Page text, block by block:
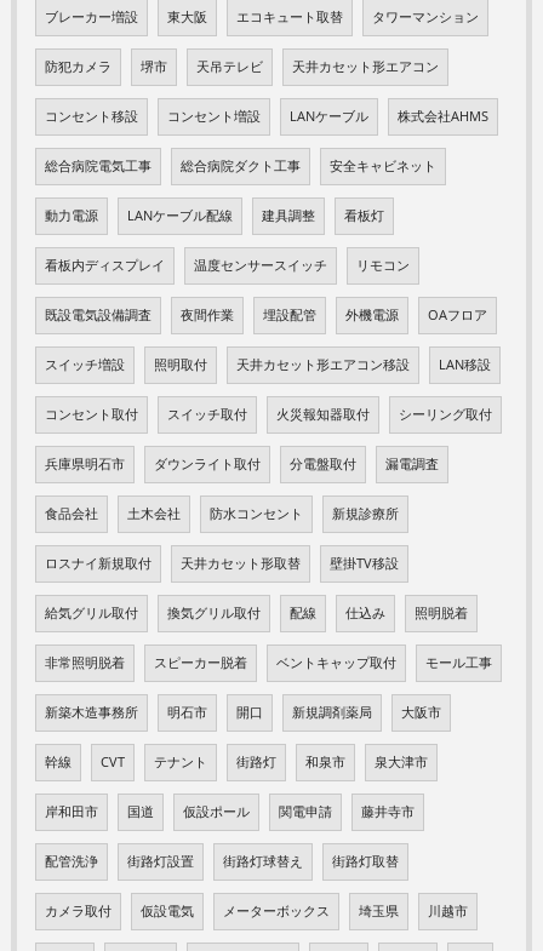
ブレーカー増設 東大阪 エコキュート取替 タワーマンション
防犯カメラ 堺市 天吊テレビ 天井カセット形エアコン
コンセント移設 コンセント増設 LANケーブル 株式会社AHMS
総合病院電気工事 総合病院ダクト工事 安全キャビネット
動力電源 LANケーブル配線 建具調整 看板灯
看板内ディスプレイ 温度センサースイッチ リモコン
既設電気設備調査 夜間作業 埋設配管 外機電源 OAフロア
スイッチ増設 照明取付 天井カセット形エアコン移設 LAN移設
コンセント取付 スイッチ取付 火災報知器取付 シーリング取付
兵庫県明石市 ダウンライト取付 分電盤取付 漏電調査
食品会社 土木会社 防水コンセント 新規診療所
ロスナイ新規取付 天井カセット形取替 壁掛TV移設
給気グリル取付 換気グリル取付 配線 仕込み 照明脱着
非常照明脱着 スピーカー脱着 ベントキャップ取付 モール工事
新築木造事務所 明石市 開口 新規調剤薬局 大阪市
幹線 CVT テナント 街路灯 和泉市 泉大津市
岸和田市 国道 仮設ポール 関電申請 藤井寺市
配管洗浄 街路灯設置 街路灯球替え 街路灯取替
カメラ取付 仮設電気 メーターボックス 埼玉県 川越市